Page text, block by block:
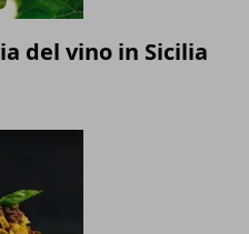
del vino in Sicilia